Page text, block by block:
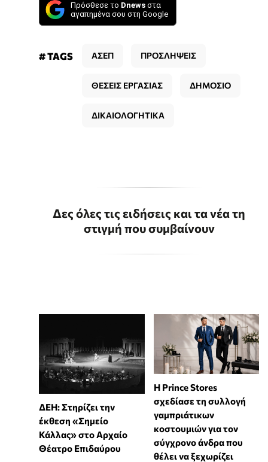
Πρόσθεσε το Dnews στα
αγαπημένα σου στη Google
# TAGS ΑΣΕΠ ΠΡΟΣΛΗΨΕΙΣ
ΘΕΣΕΙΣ ΕΡΓΑΣΙΑΣ ΔΗΜΟΣΙΟ
ΔΙΚΑΙΟΛΟΓΗΤΙΚΑ
Δες όλες τις ειδήσεις και τα νέα τη
στιγμή που συμβαίνουν
ΔΕΗ: Στηρίζει την
έκθεση «Σημείο
Κάλλας» στο Αρχαίο
Θέατρο Επιδαύρου
Η Prince Stores
σχεδίασε τη συλλογή
γαμπριάτικων
κοστουμιών για τον
σύγχρονο άνδρα που
θέλει να ξεχωρίζει